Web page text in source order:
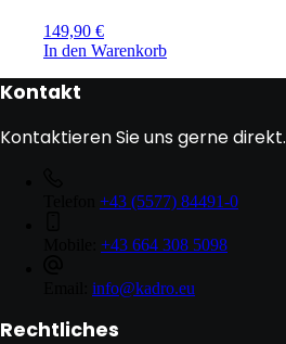
149,90 €
In den Warenkorb
Kontakt
Kontaktieren Sie uns gerne direkt.
+43 (5577) 84491-0
+43 664 308 5098
info@kadro.eu
Rechtliches